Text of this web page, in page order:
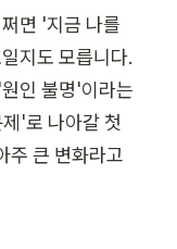
면 '지금 나를
지도 모릅니다.
인 불명'이라는
'로 나아갈 첫
주 큰 변화라고